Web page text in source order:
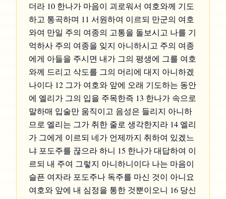
더라 10 한나가 마음이 괴로워서 여호와께 기도
하고 통곡하며 11 서원하여 이르되 만군의 여호
와여 만일 주의 여종의 고통을 돌보시고 나를 기
억하사 주의 여종을 잊지 아니하시고 주의 여종
에게 아들을 주시면 내가 그의 평생에 그를 여호
와께 드리고 삭도를 그의 머리에 대지 아니하겠
나이다 12 그가 여호와 앞에 오래 기도하는 동안
에 엘리가 그의 입을 주목한즉 13 한나가 속으로
말하매 입술만 움직이고 음성은 들리지 아니하
므로 엘리는 그가 취한 줄로 생각한지라 14 엘리
가 그에게 이르되 네가 언제까지 취하여 있겠느
냐 포도주를 끊으라 하니 15 한나가 대답하여 이
르되 내 주여 그렇지 아니하니이다 나는 마음이
슬픈 여자라 포도주나 독주를 마신 것이 아니요
여호와 앞에 내 심정을 통한 것뿐이오니 16 당신